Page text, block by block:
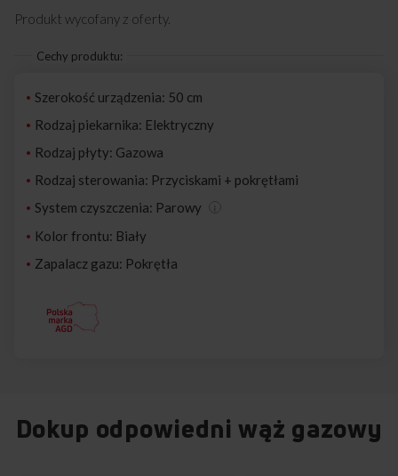
Produkt wycofany z oferty.
Cechy produktu:
Szerokość urządzenia: 50 cm
Rodzaj piekarnika: Elektryczny
Rodzaj płyty: Gazowa
Rodzaj sterowania: Przyciskami + pokrętłami
System czyszczenia: Parowy
Kolor frontu: Biały
Zapalacz gazu: Pokrętła
Dokup odpowiedni wąż gazowy